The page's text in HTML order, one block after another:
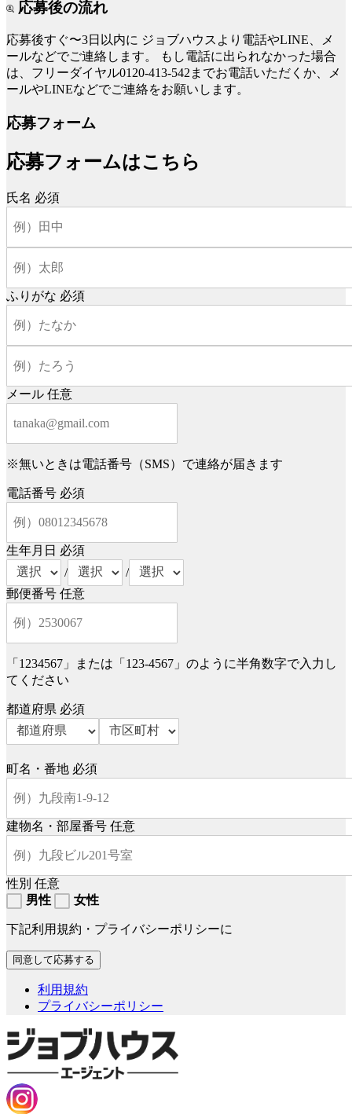
応募後の流れ
応募後すぐ〜3日以内に ジョブハウスより電話やLINE、メ
ールなどでご連絡します。
もし電話に出られなかった場合
は、フリーダイヤル0120-413-542までお電話いただくか、メ
ールやLINEなどでご連絡をお願いします。
応募フォーム
応募フォームはこちら
氏名 必須
ふりがな 必須
メール 任意
※無いときは電話番号（SMS）で連絡が届きます
電話番号 必須
生年月日 必須
/
/
郵便番号 任意
「1234567」または「123-4567」のように半角数字で入力し
てください
都道府県 必須
町名・番地 必須
建物名・部屋番号 任意
性別 任意
男性
女性
下記利用規約・プライバシーポリシーに
利用規約
プライバシーポリシー